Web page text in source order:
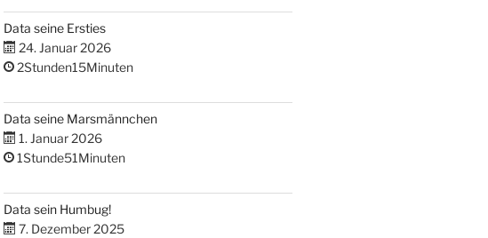
Data seine Ersties
24. Januar 2026
2Stunden15Minuten
Data seine Marsmännchen
1. Januar 2026
1Stunde51Minuten
Data sein Humbug!
7. Dezember 2025